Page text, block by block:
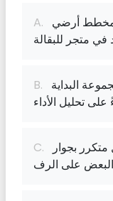
A.
في متجر للبقالة
B.
على تحليل الأداء
C.
على الرف